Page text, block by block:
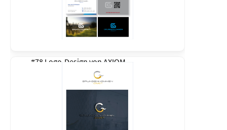
#78 Logo-Design von AXIOM